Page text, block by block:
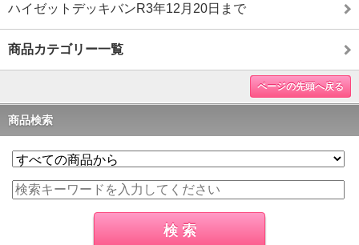
ハイゼットデッキバンR3年12月20日まで
商品カテゴリー一覧
ページの先頭へ戻る
商品検索